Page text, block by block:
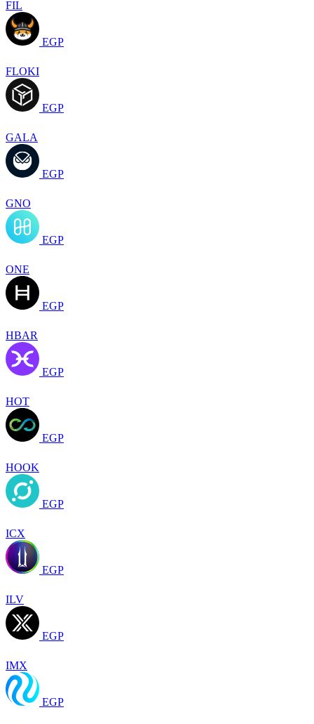
FIL
EGP
FLOKI
EGP
GALA
EGP
GNO
EGP
ONE
EGP
HBAR
EGP
HOT
EGP
HOOK
EGP
ICX
EGP
ILV
EGP
IMX
EGP